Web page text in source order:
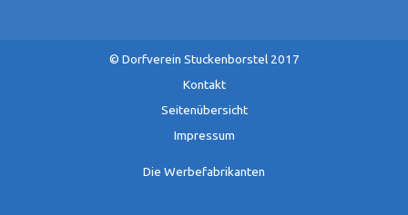
© Dorfverein Stuckenborstel 2017
Navigation
überspringen
Kontakt
Seitenübersicht
Impressum
Die Werbefabrikanten